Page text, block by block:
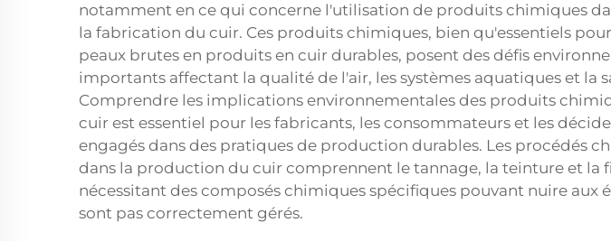
notamment en ce qui concerne l'utilisation de produits chimiques
la fabrication du cuir. Ces produits chimiques, bien qu'essentiels
peaux brutes en produits en cuir durables, posent des défis
importants affectant la qualité de l'air, les systèmes aquatiques et la
Comprendre les implications environnementales des produits
cuir est essentiel pour les fabricants, les consommateurs et les
engagés dans des pratiques de production durables. Les procédés
dans la production du cuir comprennent le tannage, la teinture et la
nécessitant des composés chimiques spécifiques pouvant nuire aux
sont pas correctement gérés.